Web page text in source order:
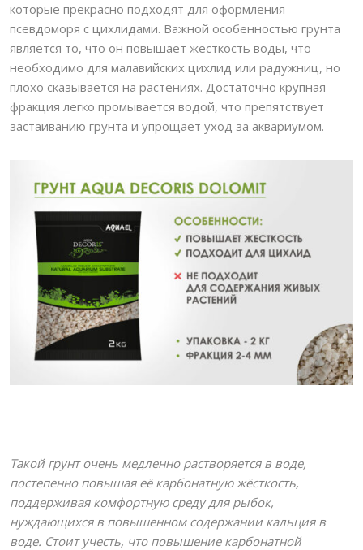
которые прекрасно подходят для оформления
псевдоморя с цихлидами. Важной особенностью грунта
является то, что он повышает жёсткость воды, что
необходимо для малавийских цихлид или радужниц, но
плохо сказывается на растениях. Достаточно крупная
фракция легко промывается водой, что препятствует
застаиванию грунта и упрощает уход за аквариумом.
Такой грунт очень медленно растворяется в воде,
постепенно повышая её карбонатную жёсткость,
поддерживая комфортную среду для рыбок,
нуждающихся в повышенном содержании кальция в
воде. Стоит учесть, что повышение карбонатной